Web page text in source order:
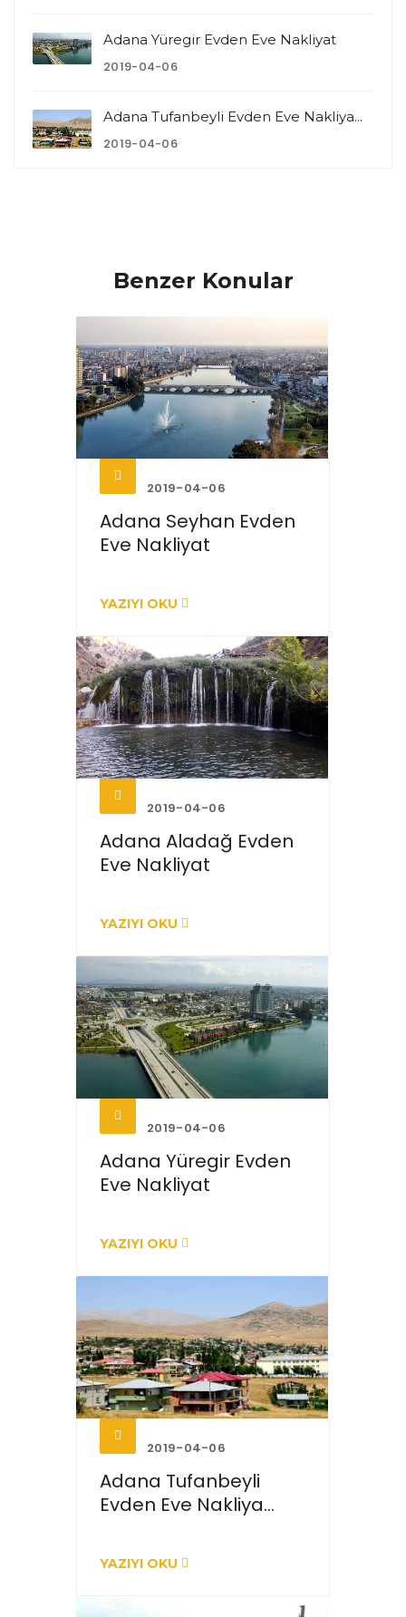
Adana Yüregir Evden Eve Nakliyat
2019-04-06
Adana Tufanbeyli Evden Eve Nakliya...
2019-04-06
Benzer Konular
2019-04-06
Adana Seyhan Evden
Eve Nakliyat
YAZIYI OKU
2019-04-06
Adana Aladağ Evden
Eve Nakliyat
YAZIYI OKU
2019-04-06
Adana Yüregir Evden
Eve Nakliyat
YAZIYI OKU
2019-04-06
Adana Tufanbeyli
Evden Eve Nakliya...
YAZIYI OKU